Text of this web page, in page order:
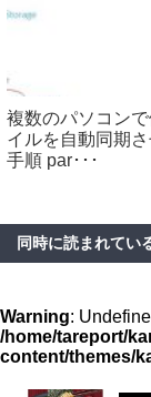
複数のパソコン
イルを自動同期
手順 par･･･
同時に読まれてい
Warning:
/home/tareport/
content/themes/